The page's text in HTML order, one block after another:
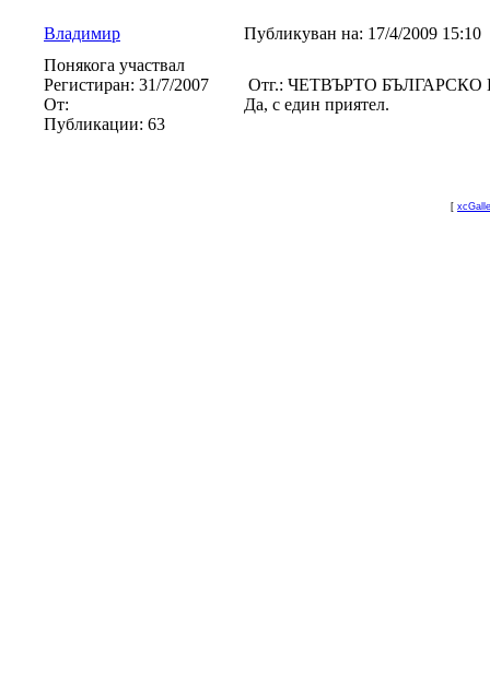
Владимир Публикуван на: 17/4/2009 15:10
Понякога участвал
Регистиран: 31/7/2007
От:
Публикации: 63
Отг.: ЧЕТВЪРТО
Да, с един приятел.
[